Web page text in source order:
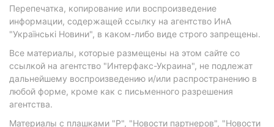
Перепечатка, копирование или воспроизведение
информации, содержащей ссылку на агентство ИнА
"Українські Новини", в каком-либо виде строго запрещены.
Все материалы, которые размещены на этом сайте со
ссылкой на агентство "Интерфакс-Украина", не подлежат
дальнейшему воспроизведению и/или распространению в
любой форме, кроме как с письменного разрешения
агентства.
Материалы с плашками "Р", "Новости партнеров", "Новости